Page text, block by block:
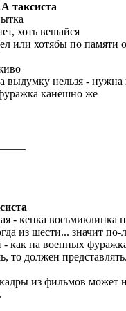
таксиста
хоть вешайся
или хотябы по памяти
выдумку нельзя - нужна
канешно же
- кепка восьмиклинка
из шести... значит
как на военных
то должен
из фильмов может